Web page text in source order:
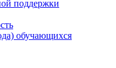
поддержки
обучающихся